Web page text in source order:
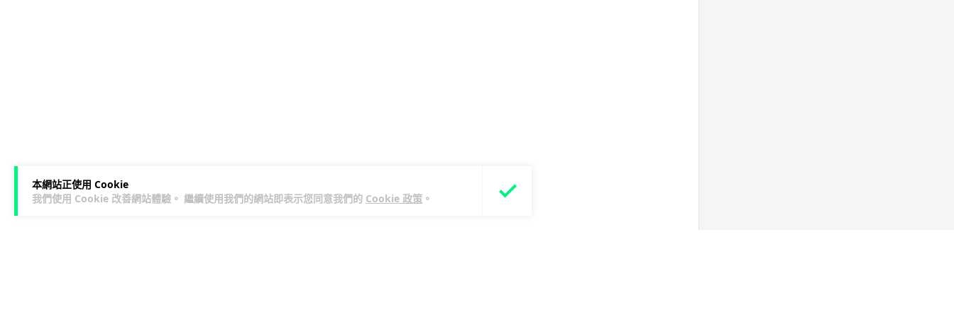
本網站正使用 Cookie
我們使用 Cookie 改善網站體驗。 繼續使用我們的網站即表示您同意我們的 Cookie 政策 。